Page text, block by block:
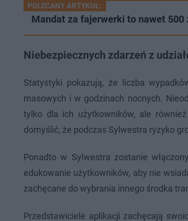
POLECANY ARTYKUŁ:
Mandat za fajerwerki to nawet 500
Niebezpiecznych zdarzeń z
Statystyki pokazują, że liczba
masowych i w godzinach nocnych.
tylko dla ich użytkowników, ale
domyślić, że podczas Sylwestra ryzyko
Ponadto w Sylwestra zostanie
edukowanie użytkowników, aby nie
zachęcane do wybrania innego środka
Przedstawiciele aplikacji zachęcają